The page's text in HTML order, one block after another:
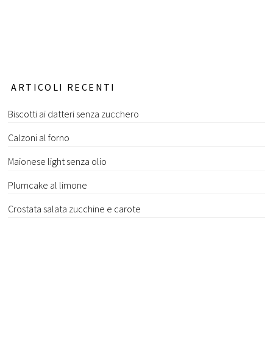
ARTICOLI RECENTI
Biscotti ai datteri senza zucchero
Calzoni al forno
Maionese light senza olio
Plumcake al limone
Crostata salata zucchine e carote